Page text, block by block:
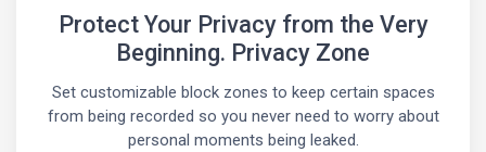
Protect Your Privacy from the Very
Beginning. Privacy Zone
Set customizable block zones to keep certain spaces
from being recorded so you never need to worry about
personal moments being leaked.